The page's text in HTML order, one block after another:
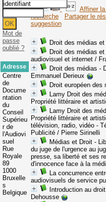
Affiner
recherche
Partager le
suggestion
Droit des médias
Droit des médias
audiovisuel et internet/
Droit des médias -
Emmanuel Derieux
Droit européen des
Lamy Droit des
Propriété littéraire et
Lamy Droit des
Propriété littéraire et
télévision, radio, vidéo -
Publicité/ Pierre Sirinelli
Médias et Droit -
du juge de l'urgence au
presse, sa liberté et ses
d'innocence face à la
La concurrence
audiovisuels de service
Introduction au
Dehousse
Mot de
passe
oublié ?
Adresse
Centre
de
Docume
ntation
du
Conseil
Supérieu
r de
l'Audiovi
suel
Rue
Royale
89
1000
Bruxelle
s
Belgique